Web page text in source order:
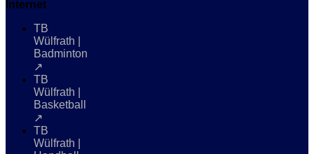
Internet
TB
Wülfrath |
Badminton
↗
TB
Wülfrath |
Basketball
↗
TB
Wülfrath |